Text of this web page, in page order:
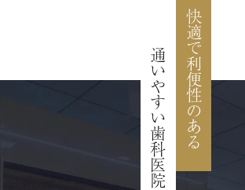
快適で利便性のある
通いやすい歯科医院